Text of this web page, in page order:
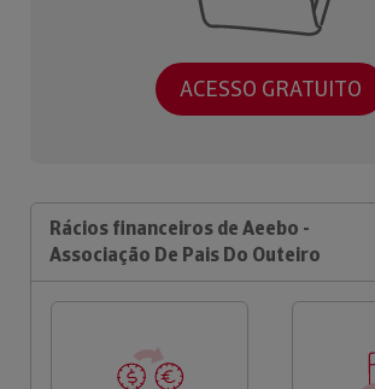
ACESSO GRATUITO
Rácios financeiros de Aeebo -
Associação De Pais Do Outeiro